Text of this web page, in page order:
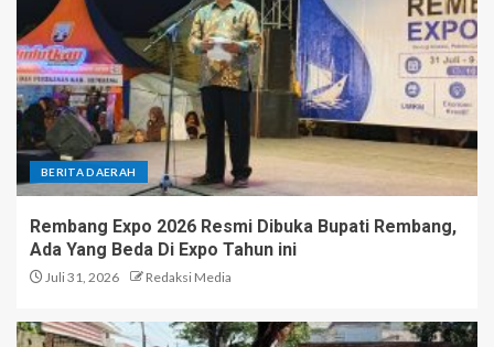
BERITA DAERAH
Rembang Expo 2026 Resmi Dibuka Bupati Rembang,
Ada Yang Beda Di Expo Tahun ini
Juli 31, 2026 Redaksi Media